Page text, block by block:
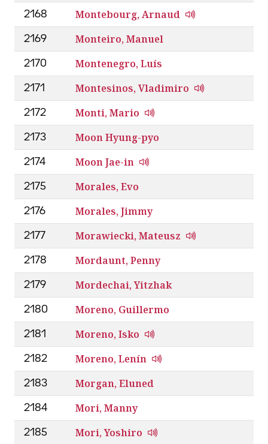
2168 Montebourg, Arnaud
2169 Monteiro, Manuel
2170 Montenegro, Luís
2171 Montesinos, Vladimiro
2172 Monti, Mario
2173 Moon Hyung-pyo
2174 Moon Jae-in
2175 Morales, Evo
2176 Morales, Jimmy
2177 Morawiecki, Mateusz
2178 Mordaunt, Penny
2179 Mordechai, Yitzhak
2180 Moreno, Guillermo
2181 Moreno, Isko
2182 Moreno, Lenín
2183 Morgan, Eluned
2184 Mori, Manny
2185 Mori, Yoshiro